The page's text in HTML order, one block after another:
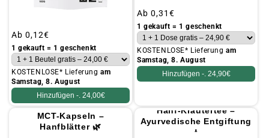
Üblicher
Preis
Ab 0,12€
1 gekauft = 1 geschenkt
KOSTENLOSE* Lieferungam
Samstag, 8. August
Hinzufügen -. 24,00€
Üblicher
Preis
Ab 0,31€
1 gekauft = 1 geschenkt
KOSTENLOSE* Lieferungam
Samstag, 8. August
Hinzufügen -. 24,90€
MCT-Kapseln –
Hanfblätter 🌿
Hanf-Kräutertee –
Ayurvedische Entgiftung
🧘